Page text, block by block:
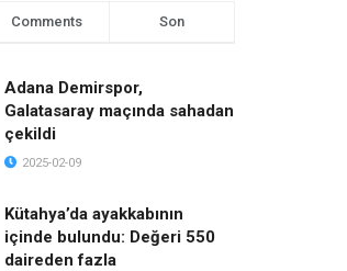
Comments Son
Adana Demirspor,
Galatasaray maçında sahadan
çekildi
2025-02-09
Kütahya’da ayakkabının
içinde bulundu: Değeri 550
daireden fazla